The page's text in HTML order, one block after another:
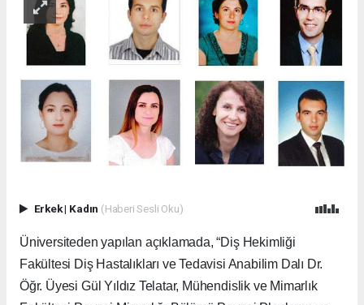
Erkek| Kadın (Haberi Sesli Oku)
Üniversiteden yapılan açıklamada, “Diş Hekimliği
Fakültesi Diş Hastalıkları ve Tedavisi Anabilim Dalı Dr.
Öğr. Üyesi Gül Yıldız Telatar, Mühendislik ve Mimarlık